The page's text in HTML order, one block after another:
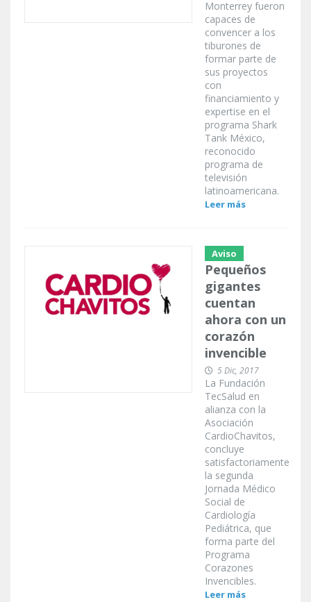
Monterrey fueron
capaces de
convencer a los
tiburones de
formar parte de
sus proyectos
con
financiamiento y
expertise en el
programa Shark
Tank México,
reconocido
programa de
televisión
latinoamericana.
Leer más
Aviso
Pequeños
gigantes
cuentan
ahora con un
corazón
invencible
5 Dic, 2017
La Fundación
TecSalud en
alianza con la
Asociación
CardioChavitos,
concluye
satisfactoriamente
la segunda
Jornada Médico
Social de
Cardiología
Pediátrica, que
forma parte del
Programa
Corazones
Invencibles.
Leer más